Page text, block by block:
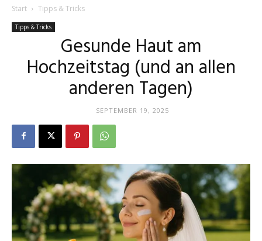
Portal
rund
Start Tipps & Tricks
Tipps & Tricks
Gesunde Haut am
Hochzeitstag (und an allen
anderen Tagen)
SEPTEMBER 19, 2025